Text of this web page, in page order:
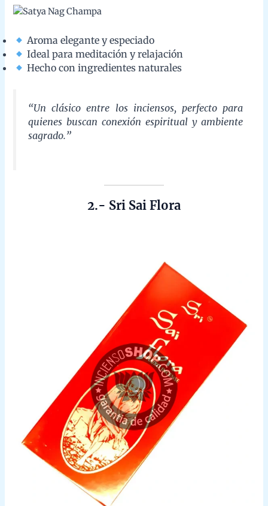
2.- Sri Sai Flora
Estilo Masala natural
Combustión lenta y duradera
Excelente para limpieza energética
3.- Banjara Pachuli